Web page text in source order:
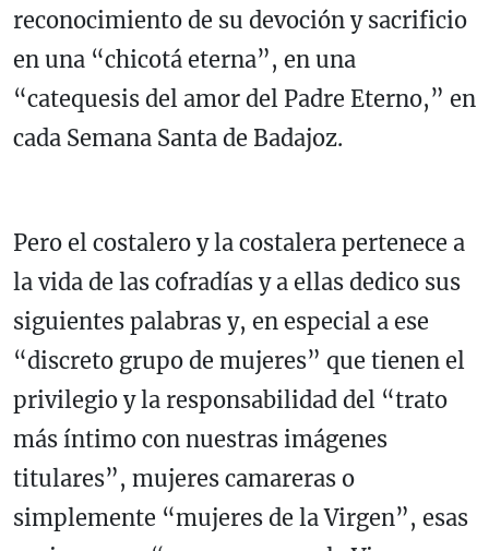
reconocimiento de su devoción y sacrificio
en una “chicotá eterna”, en una
“catequesis del amor del Padre Eterno,” en
cada Semana Santa de Badajoz.
Pero el costalero y la costalera pertenece a
la vida de las cofradías y a ellas dedico sus
siguientes palabras y, en especial a ese
“discreto grupo de mujeres” que tienen el
privilegio y la responsabilidad del “trato
más íntimo con nuestras imágenes
titulares”, mujeres camareras o
simplemente “mujeres de la Virgen”, esas